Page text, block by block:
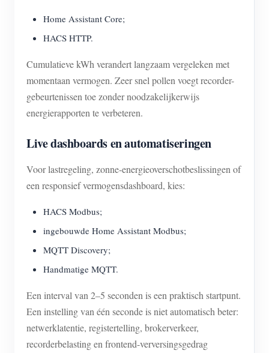
Home Assistant Core;
HACS HTTP.
Cumulatieve kWh verandert langzaam vergeleken met
momentaan vermogen. Zeer snel pollen voegt recorder-
gebeurtenissen toe zonder noodzakelijkerwijs
energierapporten te verbeteren.
Live dashboards en automatiseringen
Voor lastregeling, zonne-energieoverschotbeslissingen of
een responsief vermogensdashboard, kies:
HACS Modbus;
ingebouwde Home Assistant Modbus;
MQTT Discovery;
Handmatige MQTT.
Een interval van 2–5 seconden is een praktisch startpunt.
Een instelling van één seconde is niet automatisch beter:
netwerklatentie, registertelling, brokerverkeer,
recorderbelasting en frontend-verversingsgedrag